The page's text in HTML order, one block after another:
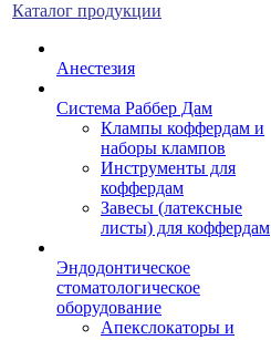
Каталог продукции
Анестезия
Система Раббер Дам
Клампы коффердам и
наборы клампов
Инструменты для
коффердам
Завесы (латексные
листы) для коффердам
Эндодонтическое
стоматологическое
оборудование
Апекслокаторы и